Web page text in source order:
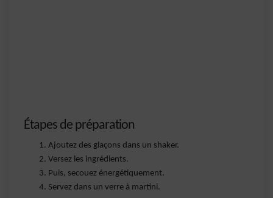
Étapes de préparation
Ajoutez des glaçons dans un shaker.
Versez les ingrédients.
Puis, secouez énergétiquement.
Servez dans un verre à martini.